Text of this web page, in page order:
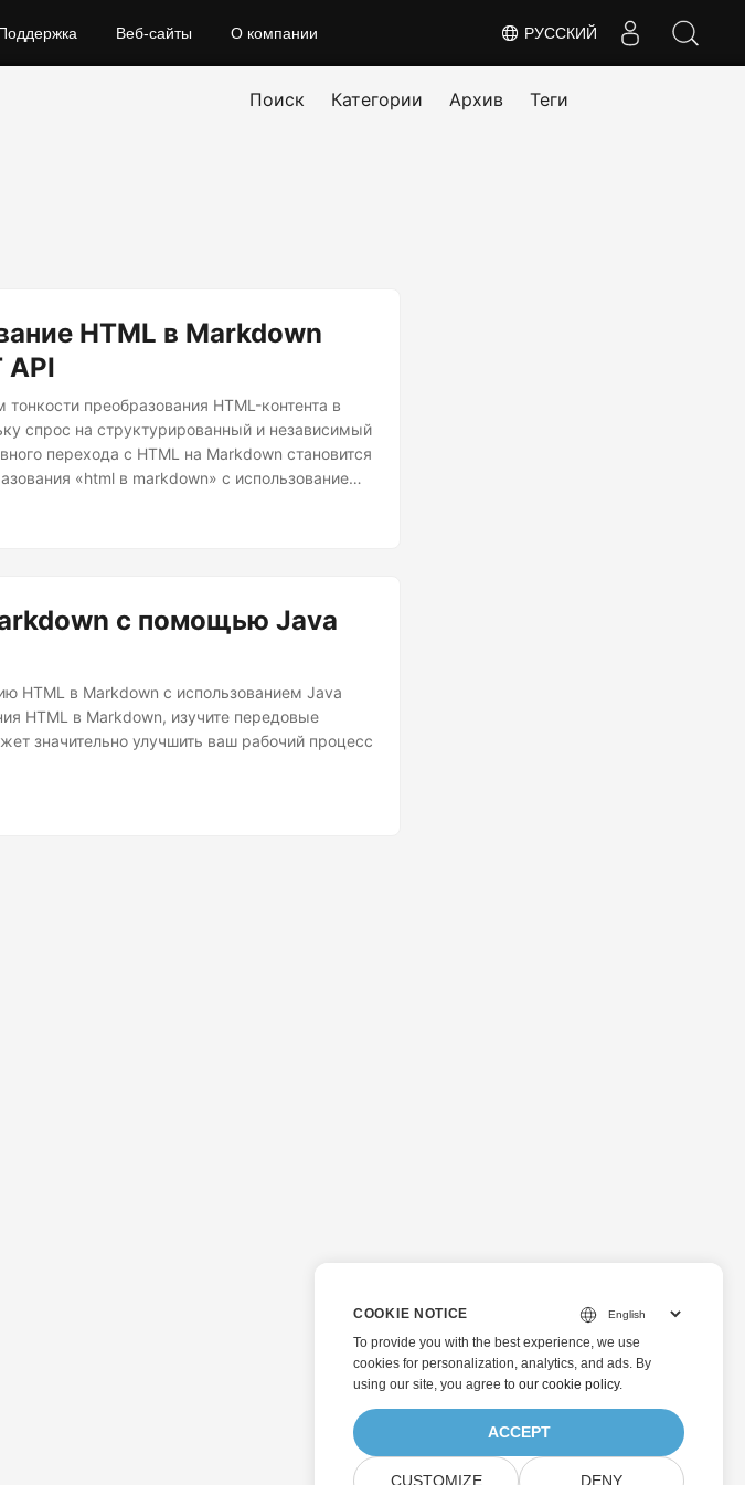
РУССКИЙ
Веб-сайты О компании
Поиск Категории Архив Теги
HTML в Markdown
API
преобразования HTML-контента в
спрос на структурированный и независимый
перехода с HTML на Markdown становится
«html в markdown» с использованием
свою суть, адаптируясь к
с помощью Java
HTML в Markdown с использованием Java
HTML в Markdown, изучите передовые
значительно улучшить ваш рабочий процесс
COOKIE NOTICE
To provide you with the best experience, we use
cookies for personalization, analytics, and ads. By
using our site, you agree to our cookie policy.
ACCEPT
CUSTOMIZE DENY